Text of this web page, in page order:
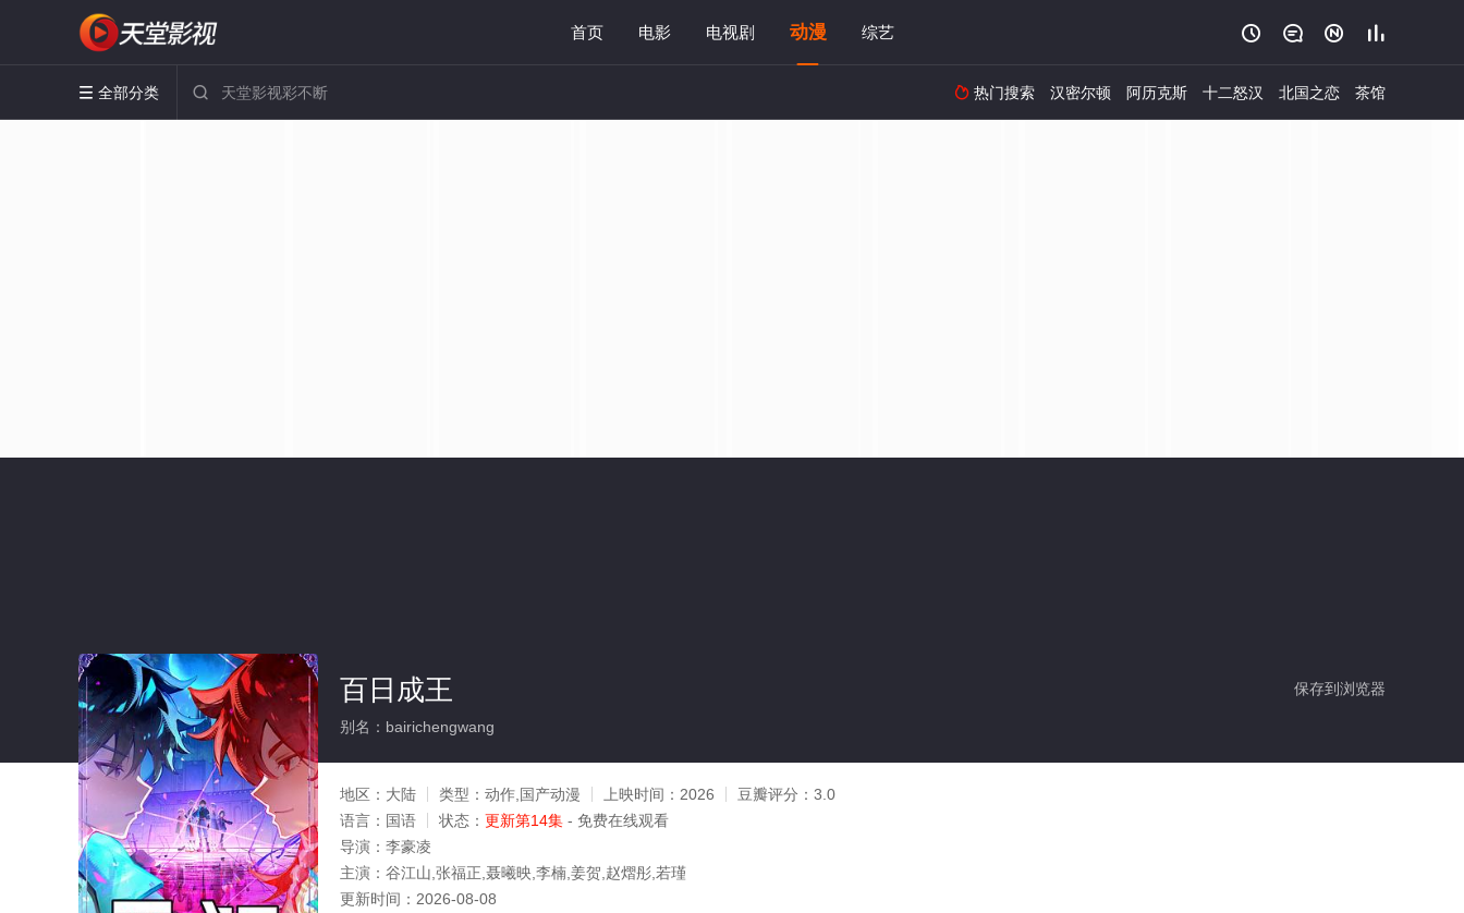
首页 电影 电视剧 动漫 综艺    
 全部分类   热门搜索 汉密尔顿 阿历克斯 十二怒汉 北国之恋 茶馆
保存到浏览器
百日成王
别名：bairichengwang
地区： 大陆 类型： 动作,国产动漫 上映时间： 2026 豆瓣评分： 3.0
语言： 国语 状态： 更新第14集 - 免费在线观看
导演： 李豪凌
主演： 谷江山,张福正,聂曦映,李楠,姜贺,赵熠彤,若瑾
更新时间： 2026-08-08